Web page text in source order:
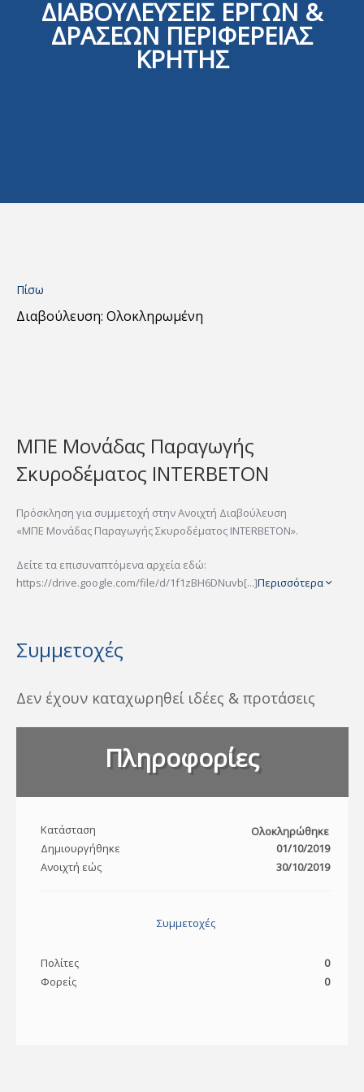
ΔΙΑΒΟΥΛΕΥΣΕΙΣ ΕΡΓΩΝ &
ΔΡΑΣΕΩΝ ΠΕΡΙΦΕΡΕΙΑΣ
ΚΡΗΤΗΣ
Πίσω
Διαβούλευση: Ολοκληρωμένη
ΜΠΕ Μονάδας Παραγωγής
Σκυροδέματος INTERBETON
Πρόσκληση για συμμετοχή στην Ανοιχτή Διαβούλευση
«ΜΠΕ Μονάδας Παραγωγής Σκυροδέματος INTERBETON».
Δείτε τα επισυναπτόμενα αρχεία εδώ:
https://drive.google.com/file/d/1f1zBH6DNuvb[...]Περισσότερα
Συμμετοχές
Δεν έχουν καταχωρηθεί ιδέες & προτάσεις
Πληροφορίες
Κατάσταση
Ολοκληρώθηκε
Δημιουργήθηκε
01/10/2019
Ανοιχτή εώς
30/10/2019
Συμμετοχές
Πολίτες
0
Φορείς
0